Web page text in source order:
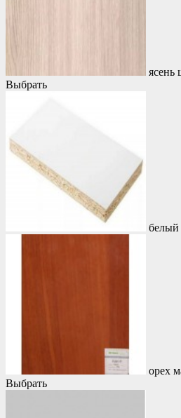
ясень
Выбрать
белый
орех
Выбрать